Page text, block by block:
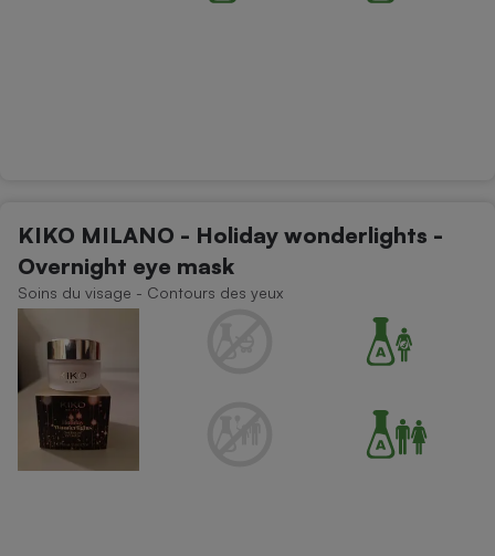
KIKO MILANO - Holiday wonderlights -
Overnight eye mask
Soins du visage - Contours des yeux